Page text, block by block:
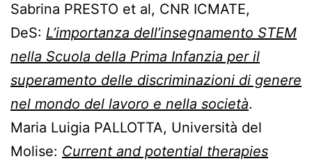
Sabrina PRESTO et al, CNR ICMATE,
DeS: L’importanza dell’insegnamento STEM
nella Scuola della Prima Infanzia per il
superamento delle discriminazioni di genere
nel mondo del lavoro e nella società.
Maria Luigia PALLOTTA, Università del
Molise: Current and potential therapies